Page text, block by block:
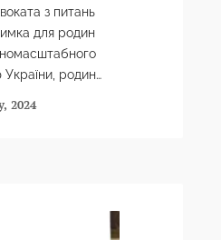
з питань
для родин
України, родин
родина…
2024